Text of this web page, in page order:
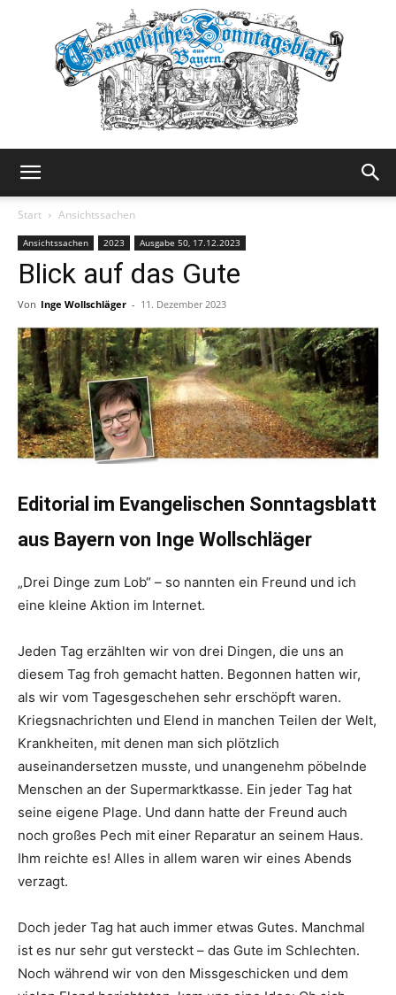
Sonntagsblatt
Start Ansichtssachen
Ansichtssachen 2023 Ausgabe 50, 17.12.2023
Blick auf das Gute
Von Inge Wollschläger - 11. Dezember 2023
Editorial im Evangelischen Sonntagsblatt
aus Bayern von Inge Wollschläger
„Drei Dinge zum Lob“ – so nannten ein Freund und ich
eine kleine Aktion im Internet.
Jeden Tag erzählten wir von drei Dingen, die uns an
diesem Tag froh gemacht hatten. Begonnen hatten wir,
als wir vom Tagesgeschehen sehr erschöpft waren.
Kriegsnachrichten und Elend in manchen Teilen der Welt,
Krankheiten, mit denen man sich plötzlich
auseinandersetzen musste, und unangenehm pöbelnde
Menschen an der Supermarktkasse. Ein jeder Tag hat
seine eigene Plage. Und dann hatte der Freund auch
noch großes Pech mit einer Reparatur an seinem Haus.
Ihm reichte es! Alles in allem waren wir eines Abends
verzagt.
Doch jeder Tag hat auch immer etwas Gutes. Manchmal
ist es nur sehr gut versteckt – das Gute im Schlechten.
Noch während wir von den Missgeschicken und dem